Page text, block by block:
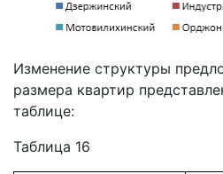
Изменение структуры
размера квартир
таблице:
Таблица 16